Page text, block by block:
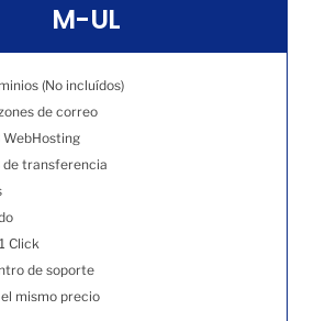
M-UL
(No incluídos)
de correo
WebHosting
de transferencia
Click
de soporte
mismo precio